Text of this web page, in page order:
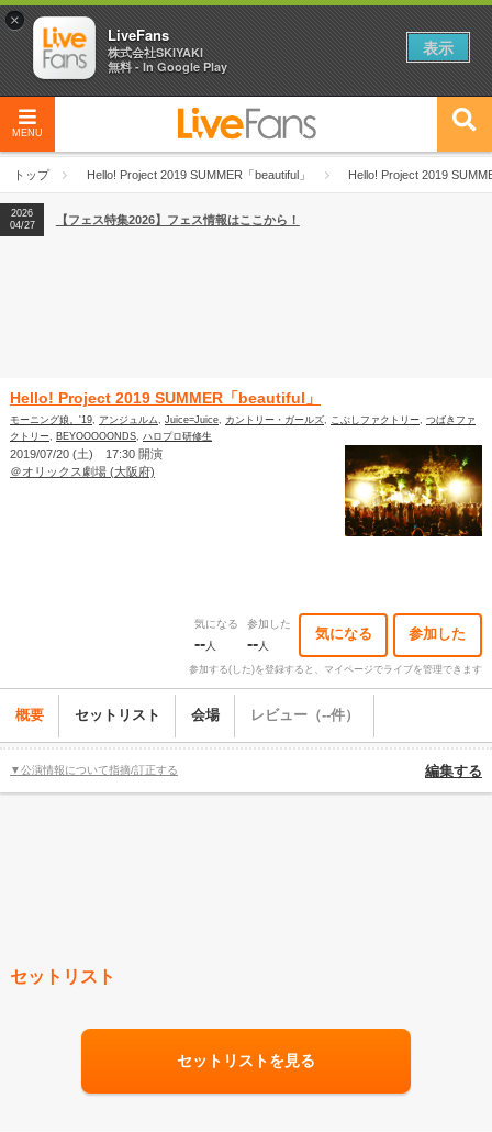
MENU
トップ Hello! Project 2019 SUMMER「beautiful」 Hello! Project 2019
2026
04/27
2026
【ライブ動員ランキング】2026年上半期編発表！
2026
04/27
【フェス特集2026】フェス情報はここから！
Hello! Project 2019 SUMMER「beautiful」
モーニング娘。'19, アンジュルム, Juice=Juice, カントリー・ガールズ, こぶしファクトリー, つばきファ
クトリー, BEYOOOOONDS, ハロプロ研修生
2019/07/20 (土) 17:30 開演
＠オリックス劇場 (大阪府)
気になる
--人
参加した
--人
気になる 参加した
参加する(した)を登録すると、マイページでライブを管理できます
概要 セットリスト 会場 レビュー（--件）
▼公演情報について指摘/訂正する 編集する
セットリスト
セットリストを見る
×
LiveFans
株式会社SKIYAKI
無料 - In Google Play
表示